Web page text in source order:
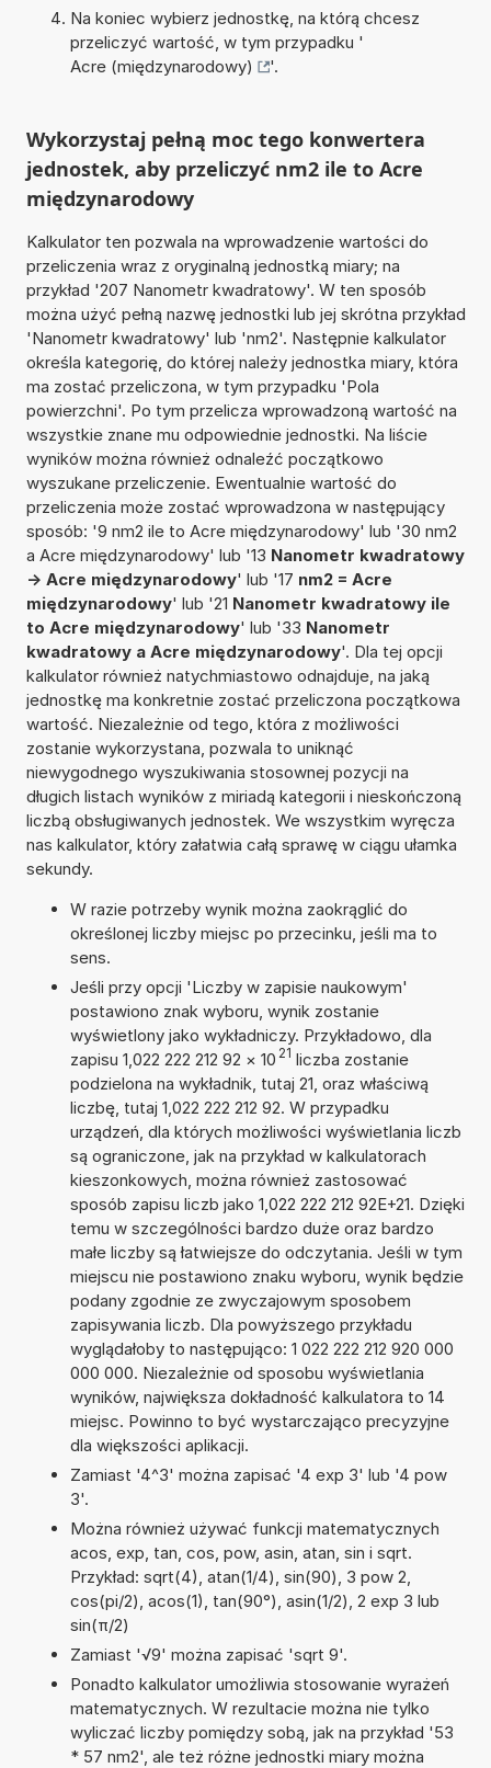
Na koniec wybierz jednostkę, na którą chcesz
przeliczyć wartość, w tym przypadku '
Acre (międzynarodowy)
'.
Wykorzystaj pełną moc tego konwertera
jednostek, aby przeliczyć nm2 ile to Acre
międzynarodowy
Kalkulator ten pozwala na wprowadzenie wartości do
przeliczenia wraz z oryginalną jednostką miary; na
przykład '207 Nanometr kwadratowy'. W ten sposób
można użyć pełną nazwę jednostki lub jej skrótna przykład
'Nanometr kwadratowy' lub 'nm2'. Następnie kalkulator
określa kategorię, do której należy jednostka miary, która
ma zostać przeliczona, w tym przypadku 'Pola
powierzchni'. Po tym przelicza wprowadzoną wartość na
wszystkie znane mu odpowiednie jednostki. Na liście
wyników można również odnaleźć początkowo
wyszukane przeliczenie. Ewentualnie wartość do
przeliczenia może zostać wprowadzona w następujący
sposób: '9 nm2 ile to Acre międzynarodowy' lub '30 nm2
a Acre międzynarodowy' lub '13 Nanometr kwadratowy
-> Acre międzynarodowy' lub '17 nm2 = Acre
międzynarodowy' lub '21 Nanometr kwadratowy ile
to Acre międzynarodowy' lub '33 Nanometr
kwadratowy a Acre międzynarodowy'. Dla tej opcji
kalkulator również natychmiastowo odnajduje, na jaką
jednostkę ma konkretnie zostać przeliczona początkowa
wartość. Niezależnie od tego, która z możliwości
zostanie wykorzystana, pozwala to uniknąć
niewygodnego wyszukiwania stosownej pozycji na
długich listach wyników z miriadą kategorii i nieskończoną
liczbą obsługiwanych jednostek. We wszystkim wyręcza
nas kalkulator, który załatwia całą sprawę w ciągu ułamka
sekundy.
W razie potrzeby wynik można zaokrąglić do
określonej liczby miejsc po przecinku, jeśli ma to
sens.
Jeśli przy opcji 'Liczby w zapisie naukowym'
postawiono znak wyboru, wynik zostanie
wyświetlony jako wykładniczy. Przykładowo, dla
zapisu 1,022 222 212 92 × 10 21 liczba zostanie
podzielona na wykładnik, tutaj 21, oraz właściwą
liczbę, tutaj 1,022 222 212 92. W przypadku
urządzeń, dla których możliwości wyświetlania liczb
są ograniczone, jak na przykład w kalkulatorach
kieszonkowych, można również zastosować
sposób zapisu liczb jako 1,022 222 212 92E+21. Dzięki
temu w szczególności bardzo duże oraz bardzo
małe liczby są łatwiejsze do odczytania. Jeśli w tym
miejscu nie postawiono znaku wyboru, wynik będzie
podany zgodnie ze zwyczajowym sposobem
zapisywania liczb. Dla powyższego przykładu
wyglądałoby to następująco: 1 022 222 212 920 000
000 000. Niezależnie od sposobu wyświetlania
wyników, największa dokładność kalkulatora to 14
miejsc. Powinno to być wystarczająco precyzyjne
dla większości aplikacji.
Zamiast '4^3' można zapisać '4 exp 3' lub '4 pow
3'.
Można również używać funkcji matematycznych
acos, exp, tan, cos, pow, asin, atan, sin i sqrt.
Przykład: sqrt(4), atan(1/4), sin(90), 3 pow 2,
cos(pi/2), acos(1), tan(90°), asin(1/2), 2 exp 3 lub
sin(π/2)
Zamiast '√9' można zapisać 'sqrt 9'.
Ponadto kalkulator umożliwia stosowanie wyrażeń
matematycznych. W rezultacie można nie tylko
wyliczać liczby pomiędzy sobą, jak na przykład '53
* 57 nm2', ale też różne jednostki miary można